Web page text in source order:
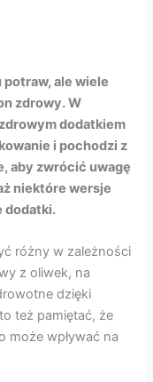
potraw, ale wiele
zdrowy. W
dodatkiem
i pochodzi z
aby zwrócić uwagę
niektóre wersje
dodatki.
różny w zależności
z oliwek, na
dzięki
też pamiętać, że
może wpływać na